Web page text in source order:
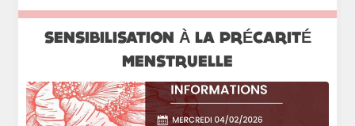
SENSIBILISATION À LA PRÉCARITÉ
MENSTRUELLE